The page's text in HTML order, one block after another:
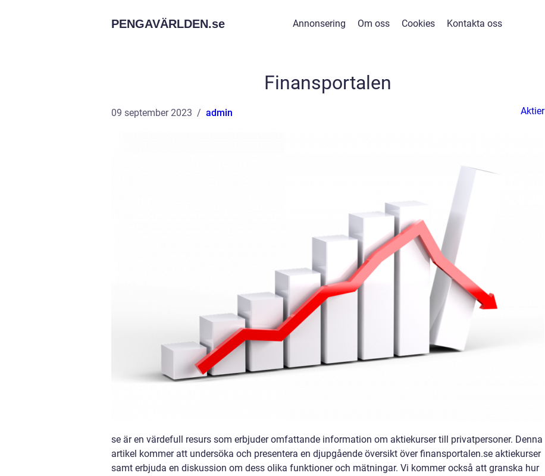
PENGAVÄRLDEN.se Annonsering Om oss Cookies Kontakta oss
Finansportalen
09 september 2023 admin Aktier
se är en värdefull resurs som erbjuder omfattande information om aktiekurser till privatpersoner. Denna
artikel kommer att undersöka och presentera en djupgående översikt över finansportalen.se aktiekurser
samt erbjuda en diskussion om dess olika funktioner och mätningar. Vi kommer också att granska hur